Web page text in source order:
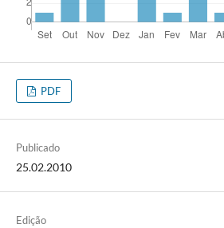
PDF
Publicado
25.02.2010
Edição